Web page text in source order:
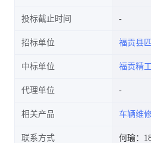
投标截止时间
招标单位 福贡县
中标单位 福贡精
代理单位
相关产品 车辆维
联系方式 何瑜：